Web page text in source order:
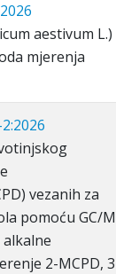
aestivum L.)
mjerenja
vezanih za
pomoću GC/
2-MCPD,